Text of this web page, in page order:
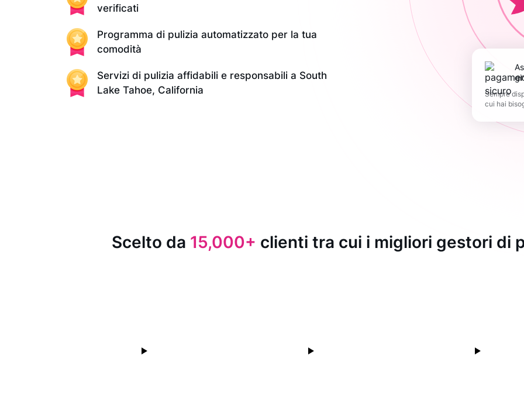
verificati
Programma di pulizia automatizzato per la tua
comodità
Servizi di pulizia affidabili e responsabili a South
Lake Tahoe, California
Assistenza 365
Sempre
cui hai
Scelto da 15,000+ clienti tra cui i migliori gestori di